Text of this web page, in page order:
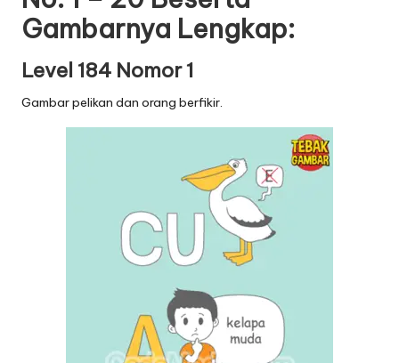
Gambarnya Lengkap:
Level 184 Nomor 1
Gambar pelikan dan orang berfikir.